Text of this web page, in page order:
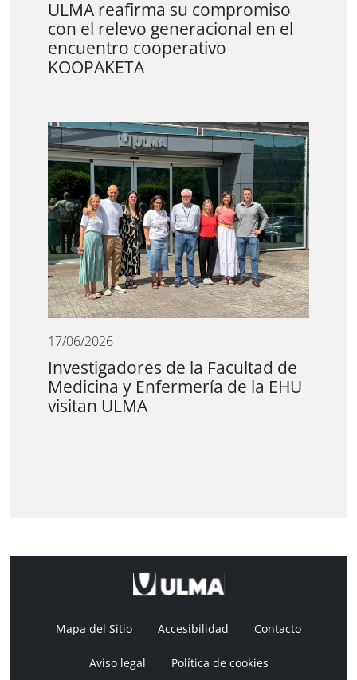
ULMA reafirma su compromiso
con el relevo generacional en el
encuentro cooperativo
KOOPAKETA
17/06/2026
Investigadores de la Facultad de
Medicina y Enfermería de la EHU
visitan ULMA
Mapa del Sitio Accesibilidad Contacto
Aviso legal Política de cookies